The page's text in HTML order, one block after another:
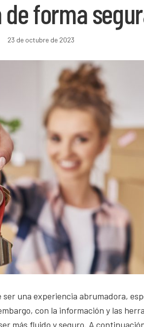
forma
23 de octubre de 2023
una experiencia abrumadora,
con la información y las
más fluido y seguro. A